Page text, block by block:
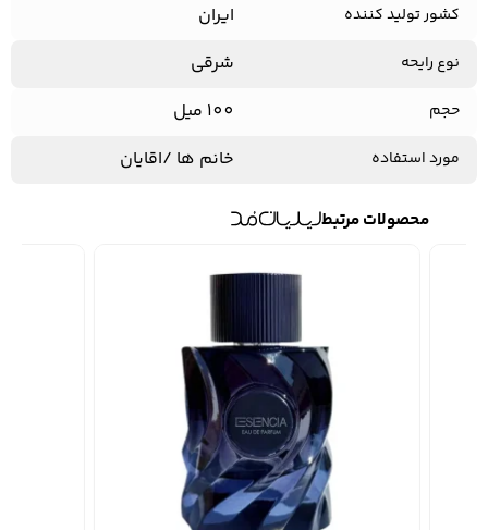
کشور تولید کننده ایران
نوع رایحه شرقی
حجم 100 میل
مورد استفاده خانم ها /اقایان
محصولات مرتبط